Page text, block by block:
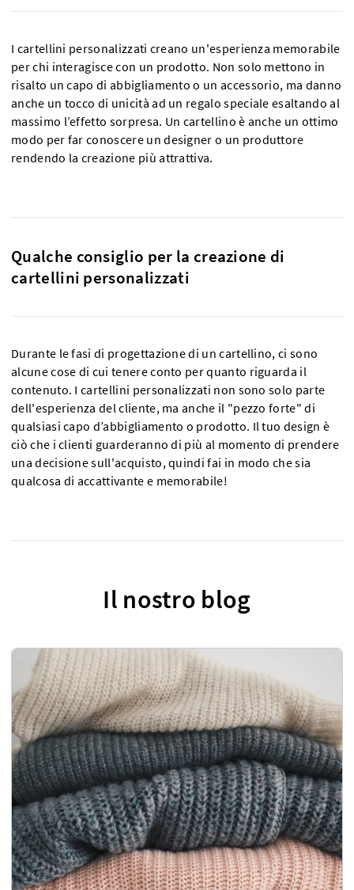
I cartellini personalizzati creano un'esperienza memorabile
per chi interagisce con un prodotto. Non solo mettono in
risalto un capo di abbigliamento o un accessorio, ma danno
anche un tocco di unicità ad un regalo speciale esaltando al
massimo l’effetto sorpresa. Un cartellino è anche un ottimo
modo per far conoscere un designer o un produttore
rendendo la creazione più attrattiva.
Qualche consiglio per la creazione di
cartellini personalizzati
Durante le fasi di progettazione di un cartellino, ci sono
alcune cose di cui tenere conto per quanto riguarda il
contenuto. I cartellini personalizzati non sono solo parte
dell'esperienza del cliente, ma anche il "pezzo forte" di
qualsiasi capo d’abbigliamento o prodotto. Il tuo design è
ciò che i clienti guarderanno di più al momento di prendere
una decisione sull'acquisto, quindi fai in modo che sia
qualcosa di accattivante e memorabile!
Il nostro blog